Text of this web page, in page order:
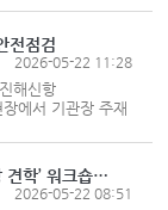
를 체결했다고
심...
전점검
2026-05-22 11:28
해신항
에서 기관장 주재
근 부산항만공사
ECU월드와이드코리아, ‘신항 물류현장 견학’ 워크숍 실시
2026-05-22 08:51